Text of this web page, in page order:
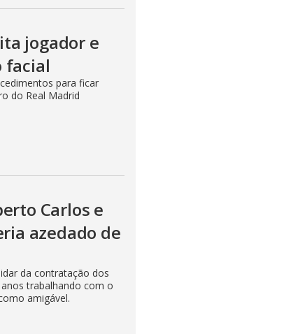
jogador e
facial
para ficar
do Real Madrid
Carlos e
azedado de
da contratação dos
trabalhando com o
amigável.